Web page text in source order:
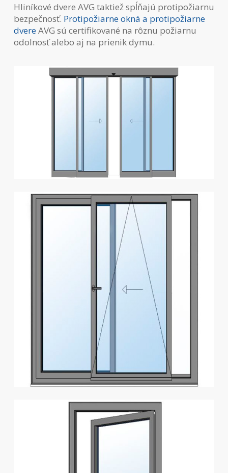
Hliníkové dvere AVG taktiež spĺňajú protipožiarnu
bezpečnosť. Protipožiarne okná a protipožiarne
dvereAVG sú certifikované na rôznu požiarnu
odolnosť alebo aj na prienik dymu.